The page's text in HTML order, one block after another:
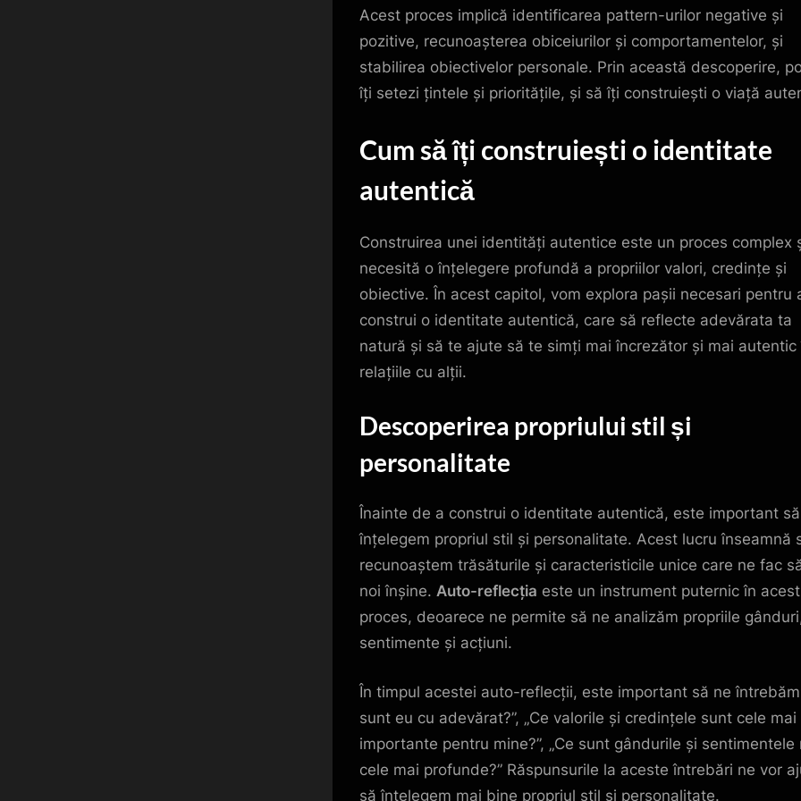
Acest proces implică identificarea pattern-urilor negative și
pozitive, recunoașterea obiceiurilor și comportamentelor, și
stabilirea obiectivelor personale. Prin această descoperire,
îți setezi țintele și prioritățile, și să îți construiești o viață
Cum să îți construiești o identitate
autentică
Construirea unei identități autentice este un proces complex
necesită o înțelegere profundă a propriilor valori, credințe și
obiective. În acest capitol, vom explora pașii necesari pentru
construi o identitate autentică, care să reflecte adevărata ta
natură și să te ajute să te simți mai încrezător și mai autentic
relațiile cu alții.
Descoperirea propriului stil și
personalitate
Înainte de a construi o identitate autentică, este important să
înțelegem propriul stil și personalitate. Acest lucru înseamnă
recunoaștem trăsăturile și caracteristicile unice care ne fac
noi înșine. Auto-reflecția este un instrument puternic în acest
proces, deoarece ne permite să ne analizăm propriile
sentimente și acțiuni.
În timpul acestei auto-reflecții, este important să ne
sunt eu cu adevărat?”, „Ce valorile și credințele sunt cele mai
importante pentru mine?”, „Ce sunt gândurile și sentimentele
cele mai profunde?” Răspunsurile la aceste întrebări ne vor
să înțelegem mai bine propriul stil și personalitate.